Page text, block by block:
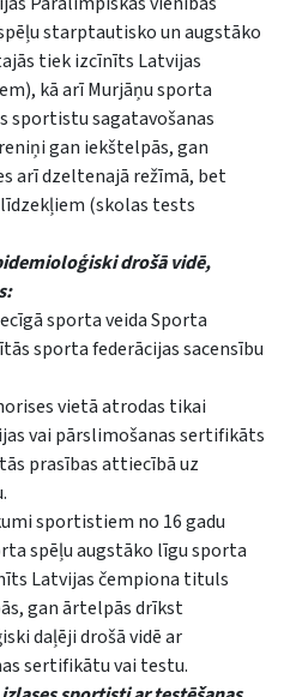
starptautisko un augstāko
tiek izcīnīts Latvijas
kā arī Murjāņu sporta
sportistu sagatavošanas
gan iekštelpās, gan
arī dzeltenajā režīmā, bet
(skolas tests
drošā vidē,
sporta veida Sporta
sporta federācijas sacensību
vietā atrodas tikai
vai pārslimošanas sertifikāts
prasības attiecībā uz
sportistiem no 16 gadu
spēļu augstāko līgu sporta
Latvijas čempiona tituls
gan ārtelpās drīkst
daļēji drošā vidē ar
sertifikātu vai testu.